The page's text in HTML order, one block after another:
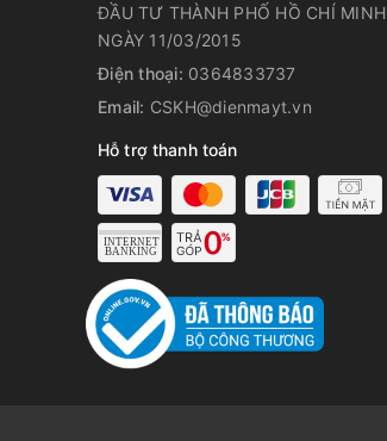
Hệ thống lọc kép
Paveden PAP-HF316T 16W sử
Giai đoạn thứ nhất: Bộ lọc
lông thú, khói thuốc. Đặc biệt,
(VOCs) và Formaldehyde độc hại.
Giai đoạn thứ hai: Bộ lọc dạng T
sót lại, mang lại bầu không khí tươi
ĐẦU TƯ THÀNH PHỐ HỒ CHÍ MINH
NGÀY 11/03/2015
Điện thoại: 0364833737
Email: CSKH@dienmayt.vn
Hỗ trợ thanh toán